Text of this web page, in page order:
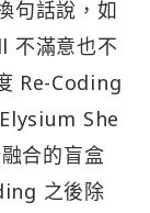
句話說，如
不滿意也不
Re-Coding
She
合的盲盒
之後除